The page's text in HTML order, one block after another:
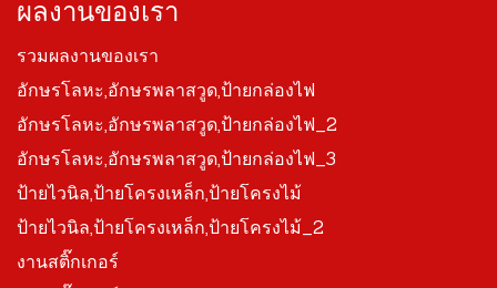
ผลงานของเรา
รวมผลงานของเรา
อักษรโลหะ,อักษรพลาสวูด,ป้ายกล่องไฟ
อักษรโลหะ,อักษรพลาสวูด,ป้ายกล่องไฟ_2
อักษรโลหะ,อักษรพลาสวูด,ป้ายกล่องไฟ_3
ป้ายไวนิล,ป้ายโครงเหล็ก,ป้ายโครงไม้
ป้ายไวนิล,ป้ายโครงเหล็ก,ป้ายโครงไม้_2
งานสติ๊กเกอร์